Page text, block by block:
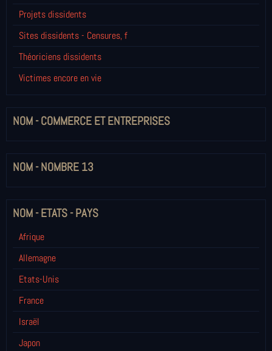
Projets dissidents
Sites dissidents - Censures, f
Théoriciens dissidents
Victimes encore en vie
NOM - COMMERCE ET ENTREPRISES
NOM - NOMBRE 13
NOM - ETATS - PAYS
Afrique
Allemagne
Etats-Unis
France
Israël
Japon